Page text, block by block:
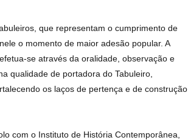
que representam o cumprimento de
o momento de maior adesão popular. A
se através da oralidade, observação e
qualidade de portadora do Tabuleiro,
os laços de pertença e de construção
com o Instituto de História Contemporânea,